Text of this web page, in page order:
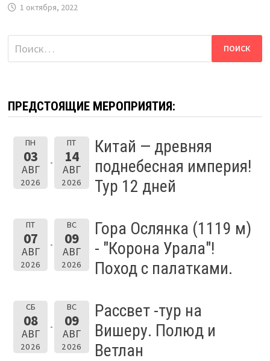
1 октября, 2022
Найти:
ПРЕДСТОЯЩИЕ МЕРОПРИЯТИЯ:
ПН
03
АВГ
2026
ПТ
14
АВГ
2026
Китай — древняя
поднебесная империя!
Тур 12 дней
ПТ
07
АВГ
2026
ВС
09
АВГ
2026
Гора Ослянка (1119 м)
- "Корона Урала"!
Поход с палатками.
СБ
08
АВГ
2026
ВС
09
АВГ
2026
Рассвет -тур на
Вишеру. Полюд и
Ветлан